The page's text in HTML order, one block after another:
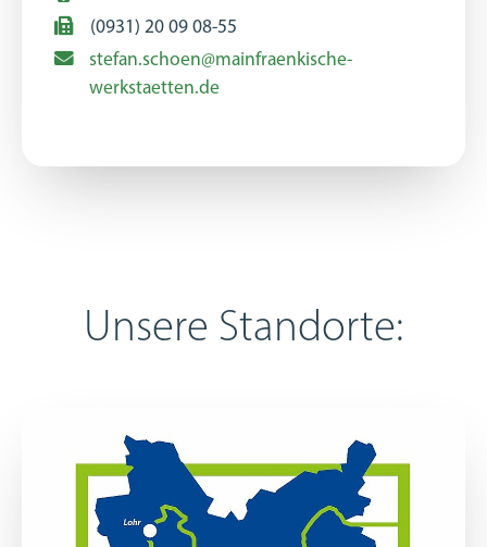
(0931) 20 09 08-55
stefan.schoen@mainfraenkische-
werkstaetten.de
Unsere Standorte: